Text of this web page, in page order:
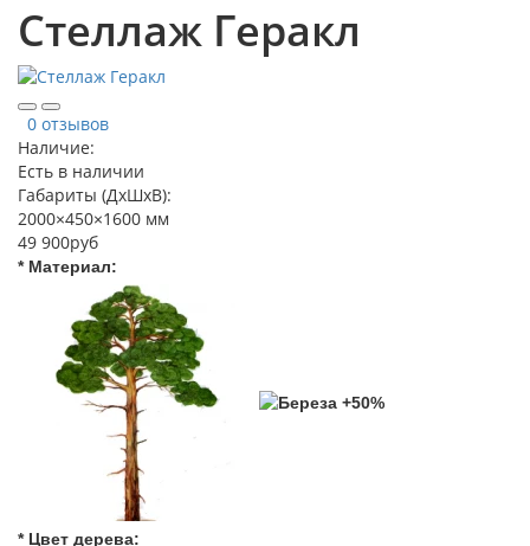
Стеллаж Геракл
0 отзывов
Наличие:
Есть в наличии
Габариты (ДхШхВ):
2000×450×1600 мм
49 900руб
* Материал:
* Цвет дерева: